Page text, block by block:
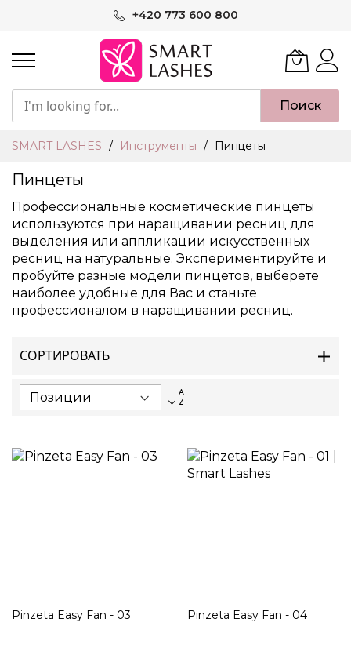
+420 773 600 800
Поиск
SMART LASHES Инструменты Пинцеты
Пинцеты
Профессиональные косметические пинцеты
используются при наращивании ресниц для
выделения или аппликации искусственных
ресниц на натуральные. Экспериментируйте и
пробуйте разные модели пинцетов, выберете
наиболее удобные для Вас и станьте
профессионалом в наращивании ресниц.
СОРТИРОВАТЬ
Set
Pinzeta Easy Fan - 03 Pinzeta Easy Fan - 04